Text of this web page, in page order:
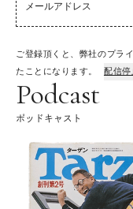
ご登録頂くと、弊社のプラ
たことになります。
配信停
Podcast
ポッドキャスト